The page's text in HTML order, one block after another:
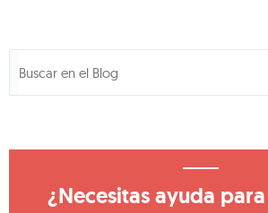
¿Necesitas ayuda